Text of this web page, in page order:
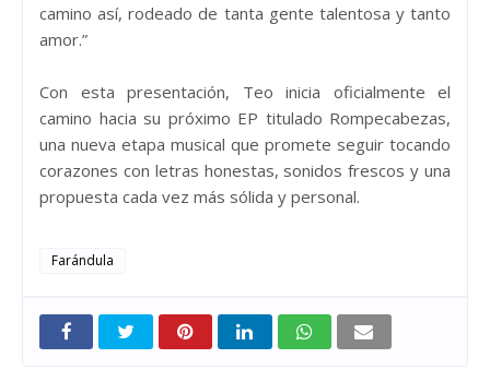
camino así, rodeado de tanta gente talentosa y tanto
amor.”
Con esta presentación, Teo inicia oficialmente el
camino hacia su próximo EP titulado Rompecabezas,
una nueva etapa musical que promete seguir tocando
corazones con letras honestas, sonidos frescos y una
propuesta cada vez más sólida y personal.
Farándula